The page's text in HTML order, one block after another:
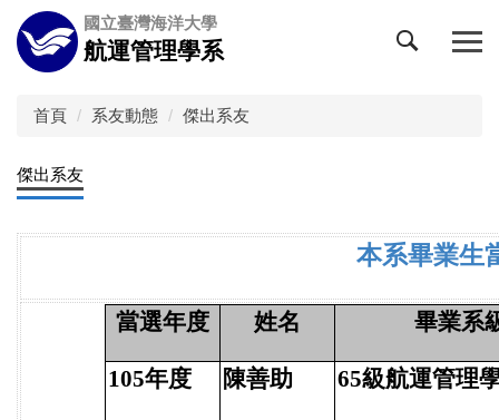
跳
到
主
區
國立臺灣海洋大學
航運管理學系
首頁 系友動態 傑出系友
傑出系友
本系畢業生
當選年度 姓名 畢業系
105年度 陳善助 65級航運管理